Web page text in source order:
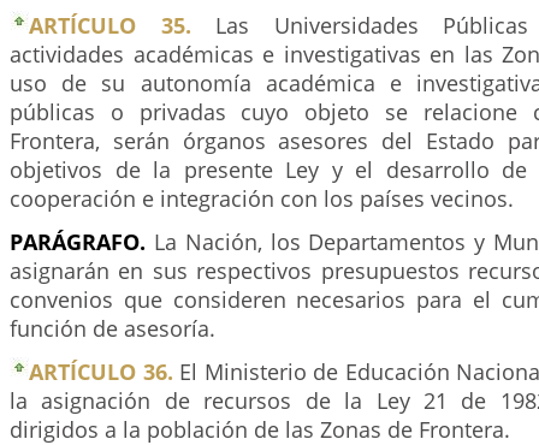
ARTÍCULO 35. Las Universidades
actividades académicas e investigativas en las
uso de su autonomía académica e
públicas o privadas cuyo objeto se relacione
Frontera, serán órganos asesores del Estado
objetivos de la presente Ley y el desarrollo de
cooperación e integración con los países vecinos.
PARÁGRAFO. La Nación, los Departamentos y
asignarán en sus respectivos presupuestos
convenios que consideren necesarios para el
función de asesoría.
ARTÍCULO 36. El Ministerio de Educación
la asignación de recursos de la Ley 21 de
dirigidos a la población de las Zonas de Frontera.